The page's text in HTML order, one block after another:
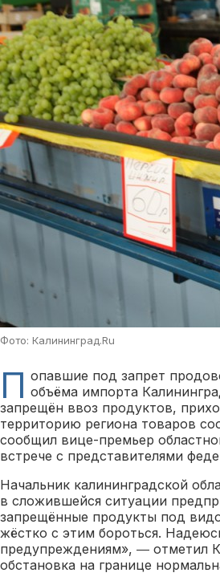
Фото: Калининград.Ru
П опавшие под запрет
объёма импорта
запрещён ввоз продуктов,
территорию региона товаров
сообщил вице-премьер
встрече с представителями
Начальник калининградской
в сложившейся ситуации
запрещённые продукты под
жёстко с этим бороться.
предупреждениям», ― отметил
обстановка на границе